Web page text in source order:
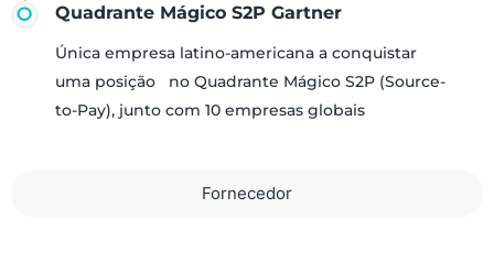
Fornecedor
Quadrante Mágico S2P Gartner
Única empresa latino-americana a conquistar
uma posição no Quadrante Mágico S2P (Source-
to-Pay), junto com 10 empresas globais